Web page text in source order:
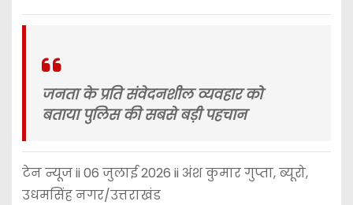
जनता के प्रति संवेदनशील व्यवहार को
बताया पुलिस की सबसे बड़ी पहचान
टेन न्यूज ii 06 जुलाई 2026 ii अंश कुमार गुप्ता, ब्यूरो,
उधमसिंह नगर/उत्तराखंड